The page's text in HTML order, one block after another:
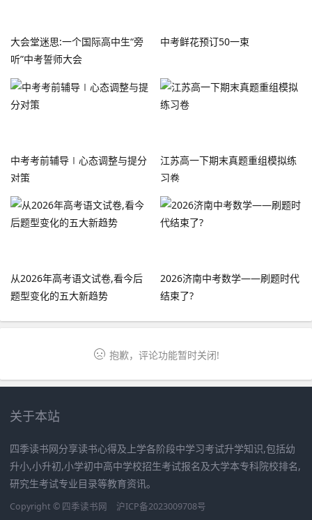
大会堂迷思:一个国际高中生“旁
听”中考誓师大会
中考鲜花预订50一束
中考考前辅导∣心态调整与提分
对策
江苏高一下期末真题重组模拟练
习卷
从2026年高考语文试卷,看今后
题型变化的五大新趋势
2026济南中考数学——刷题时代
结束了?
抱歉，评论功能暂时关闭!
关于本站
四季读书网分享读书心得及上学各阶段中学习考试升学知识,包括幼
升小,小升初,小学初中高中学校招生考试报名及大学本专科院校排名,
研究生考试专业目录等教育资讯。
Copyright © 四季读书网 沪ICP备2023009708号